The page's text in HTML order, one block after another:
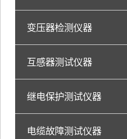
变压器检测仪器
互感器测试仪器
继电保护测试仪器
电缆故障测试仪器